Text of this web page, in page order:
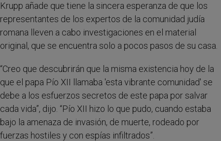
Krupp añade que tiene la sincera esperanza de que los
representantes de los expertos de la comunidad judía
romana lleven a cabo investigaciones en el material
original, que se encuentra solo a pocos pasos de su casa.
“Creo que descubrirán que la misma existencia hoy de la
que el papa Pío XII llamaba 'esta vibrante comunidad' se
debe a los esfuerzos secretos de este papa por salvar
cada vida”, dijo. “Pío XII hizo lo que pudo, cuando estaba
bajo la amenaza de invasión, de muerte, rodeado por
fuerzas hostiles y con espías infiltrados”.